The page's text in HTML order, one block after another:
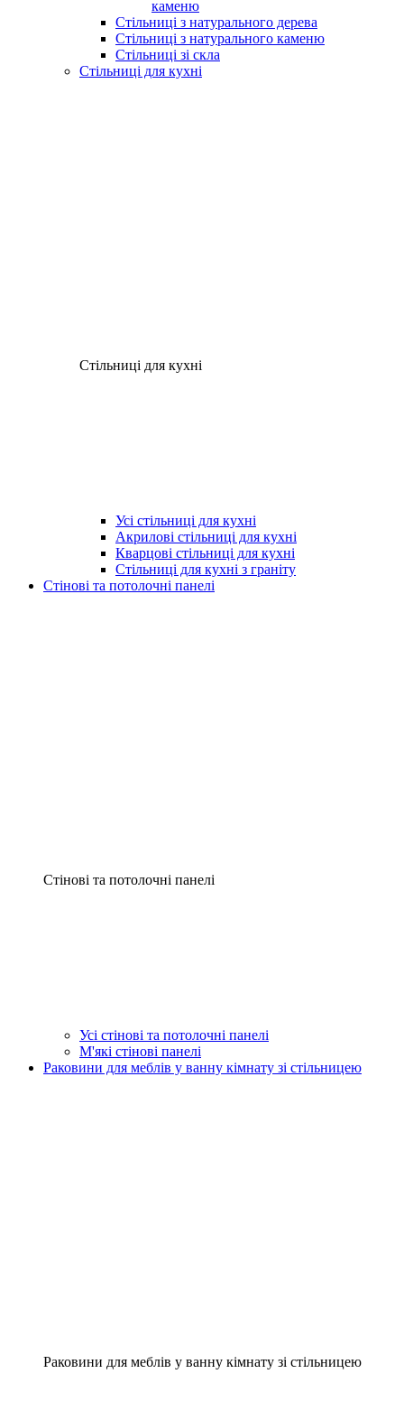
каменю
Стільниці з натурального дерева
Стільниці з натурального каменю
Стільниці зі скла
Стільниці для кухні
Стільниці для кухні
Усі стільниці для кухні
Акрилові стільниці для кухні
Кварцові стільниці для кухні
Стільниці для кухні з граніту
Стінові та потолочні панелі
Стінові та потолочні панелі
Усі стінові та потолочні панелі
М'які стінові панелі
Раковини для меблів у ванну кімнату зі стільницею
Раковини для меблів у ванну кімнату зі стільницею